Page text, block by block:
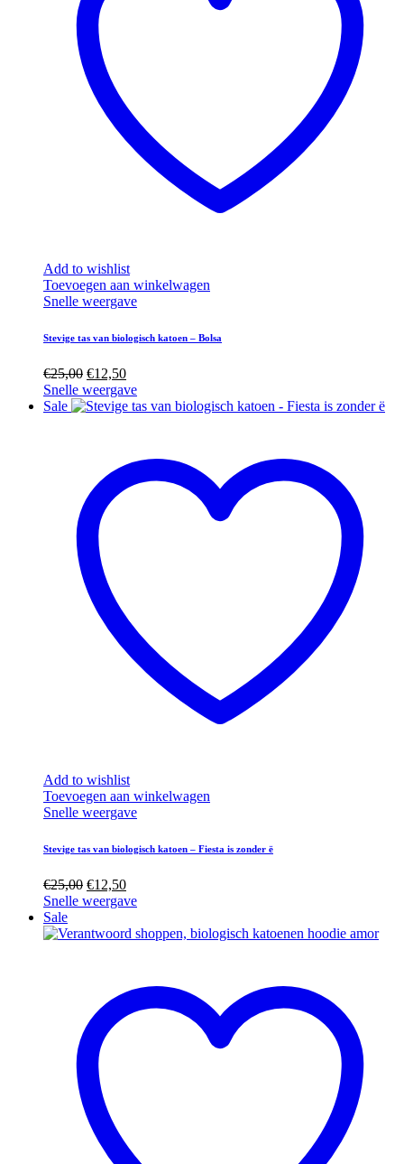
Add to wishlist
Toevoegen aan winkelwagen
Snelle weergave
Stevige tas van biologisch katoen – Bolsa
€25,00 €12,50
Snelle weergave
Sale
Add to wishlist
Toevoegen aan winkelwagen
Snelle weergave
Stevige tas van biologisch katoen – Fiesta is zonder ë
€25,00 €12,50
Snelle weergave
Sale